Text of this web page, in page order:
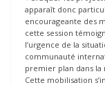
apparaît donc
encourageante des
cette session
l’urgence de la
communauté
premier plan dans
Cette mobilisation